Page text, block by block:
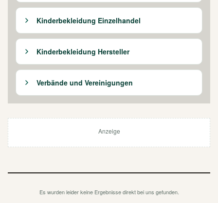
Kinderbekleidung Einzelhandel
Kinderbekleidung Hersteller
Verbände und Vereinigungen
Anzeige
Es wurden leider keine Ergebnisse direkt bei uns gefunden.